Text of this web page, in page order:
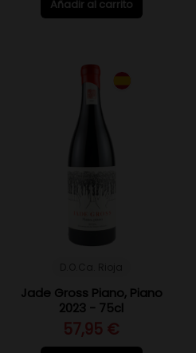
Añadir al carrito
Jade Gross Piano, Piano
2023 - 75cl
57,95 €